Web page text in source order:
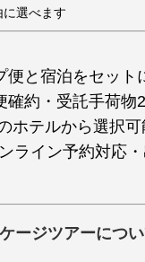
に選べます
便と宿泊をセット
確約・受託手荷
ホテルから選択
ライン予約対応
ージツアーにつ